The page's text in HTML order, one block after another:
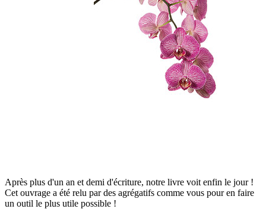
Après plus d'un an et demi d'écriture, notre livre voit enfin le jour !
Cet ouvrage a été relu par des agrégatifs comme vous pour en faire
un outil le plus utile possible !